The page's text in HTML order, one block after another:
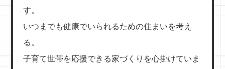
す。
いつまでも健康でいられるための住まいを考え
る。
子育て世帯を応援できる家づくりを心掛けていま